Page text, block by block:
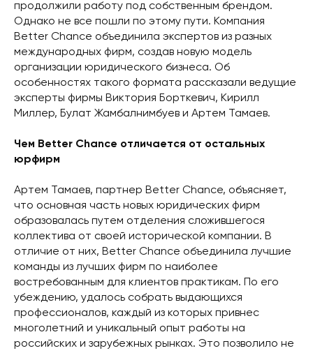
продолжили работу под собственным брендом.
Однако не все пошли по этому пути. Компания
Better Chance объединила экспертов из разных
международных фирм, создав новую модель
организации юридического бизнеса. Об
особенностях такого формата рассказали ведущие
эксперты фирмы Виктория Борткевич, Кирилл
Миллер, Булат Жамбалнимбуев и Артем Тамаев.
Чем Better Chance отличается от остальных
юрфирм
Артем Тамаев, партнер Better Chance, объясняет,
что основная часть новых юридических фирм
образовалась путем отделения сложившегося
коллектива от своей исторической компании. В
отличие от них, Better Chance объединила лучшие
команды из лучших фирм по наиболее
востребованным для клиентов практикам. По его
убеждению, удалось собрать выдающихся
профессионалов, каждый из которых привнес
многолетний и уникальный опыт работы на
российских и зарубежных рынках. Это позволило не